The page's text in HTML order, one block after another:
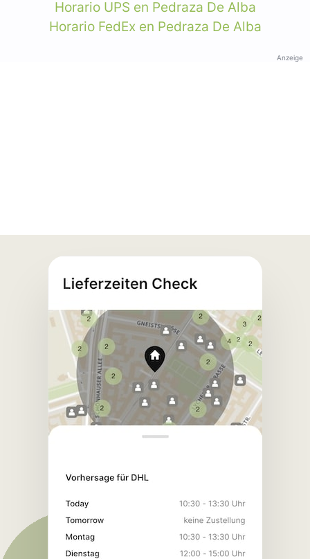
Horario UPS en Pedraza De Alba
Horario FedEx en Pedraza De Alba
Anzeige